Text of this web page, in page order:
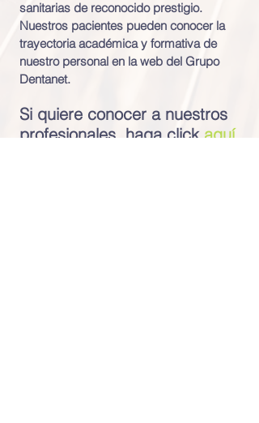
Profesionales
sanitarias de reconocido prestigio.
Nuestros pacientes pueden conocer la
trayectoria académica y formativa de
nuestro personal en la web del Grupo
Dentanet.
Si quiere conocer a nuestros
profesionales, haga click aquí